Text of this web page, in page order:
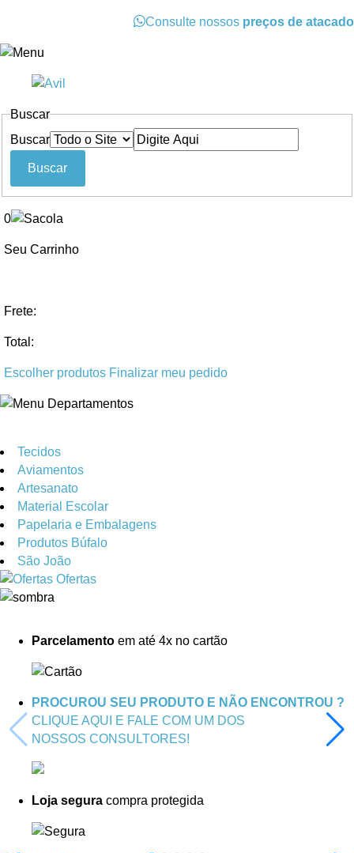
Consulte nossos preços de atacado
Buscar
Buscar
0
Seu Carrinho
Frete:
Total:
Escolher produtos Finalizar meu pedido
Departamentos
Tecidos
Aviamentos
Artesanato
Material Escolar
Papelaria e Embalagens
Produtos Búfalo
São João
Ofertas
Parcelamento em até 4x no cartão
PROCUROU SEU PRODUTO E NÃO ENCONTROU ?
CLIQUE AQUI E FALE COM UM DOS
NOSSOS CONSULTORES!
Loja segura compra protegida